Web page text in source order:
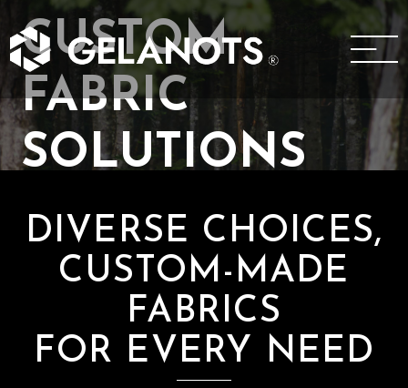
CUSTOM
FABRIC
SOLUTIONS
DIVERSE CHOICES,
CUSTOM-MADE
FABRICS
FOR EVERY NEED